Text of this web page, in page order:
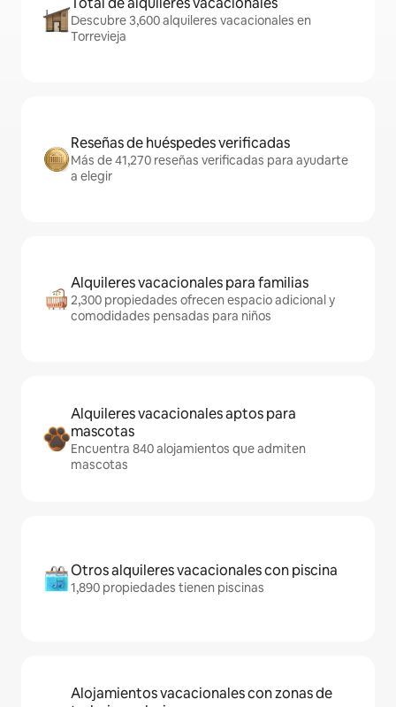
Descubre 3,600 alquileres vacacionales en
Torrevieja
Reseñas de huéspedes verificadas
Más de 41,270 reseñas verificadas para ayudarte
a elegir
Alquileres vacacionales para familias
2,300 propiedades ofrecen espacio adicional y
comodidades pensadas para niños
Alquileres vacacionales aptos para
mascotas
Encuentra 840 alojamientos que admiten
mascotas
Otros alquileres vacacionales con piscina
1,890 propiedades tienen piscinas
Alojamientos vacacionales con zonas de